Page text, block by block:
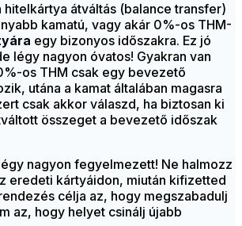
hitelkártya átváltás (balance transfer)
kamatú, vagy akár 0%-os THM-
egy bizonyos időszakra. Ez jó
légy nagyon óvatos! Gyakran van
os THM csak egy bevezető
utána a kamat általában magasra
csak akkor válaszd, ha biztosan ki
összeget a bevezető időszak
nagyon fegyelmezett! Ne halmozz
eredeti kártyáidon, miután kifizetted
célja az, hogy megszabadulj
az, hogy helyet csinálj újabb